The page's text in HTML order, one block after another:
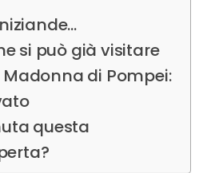
si può già visitare
di Pompei:
questa